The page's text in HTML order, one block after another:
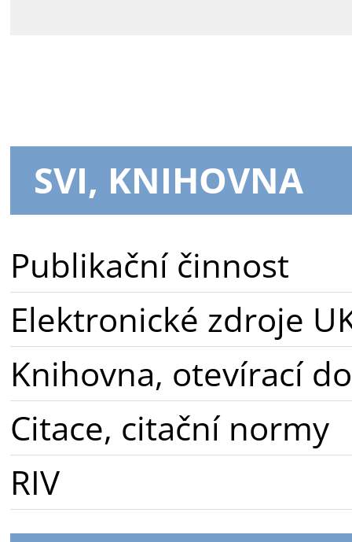
SVI, KNIHOVNA
Publikační činnost
Elektronické zdroje
Knihovna, otevírací
Citace, citační normy
RIV